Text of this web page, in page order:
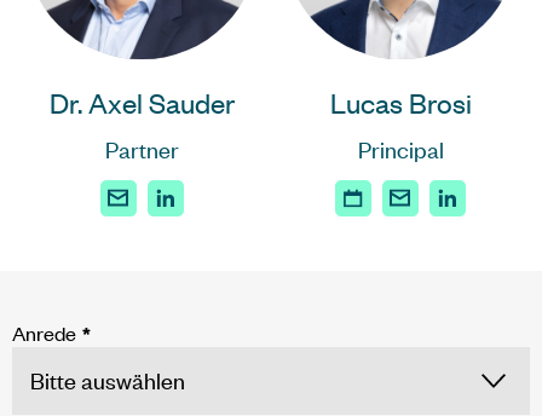
Dr. Axel Sauder
Partner
Lucas Brosi
Principal
Anrede *